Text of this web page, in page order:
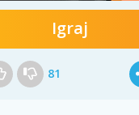
Igraj
81